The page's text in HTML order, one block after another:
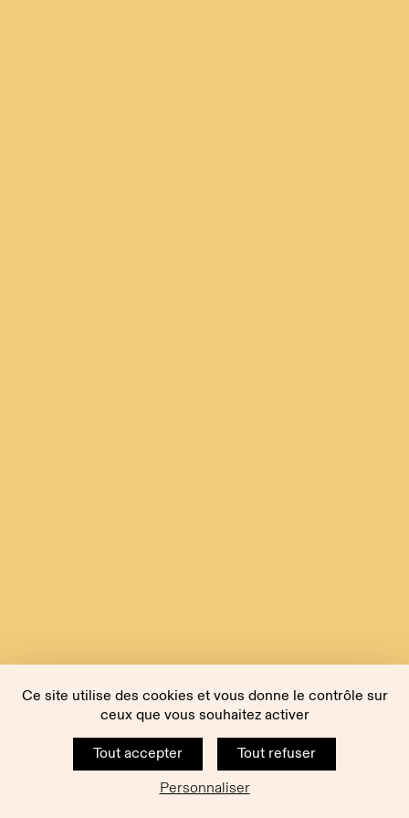
Ce site utilise des cookies et vous donne le contrôle sur
ceux que vous souhaitez activer
Tout accepter
Tout refuser
Personnaliser